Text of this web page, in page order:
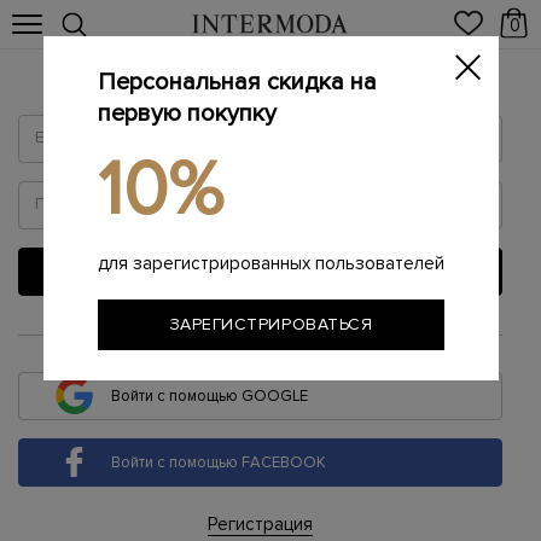
0
Войти
ВОЙТИ
или
Войти с помощью GOOGLE
Войти с помощью FACEBOOK
Регистрация
Персональная скидка на
первую покупку
10%
для зарегистрированных пользователей
ЗАРЕГИСТРИРОВАТЬСЯ